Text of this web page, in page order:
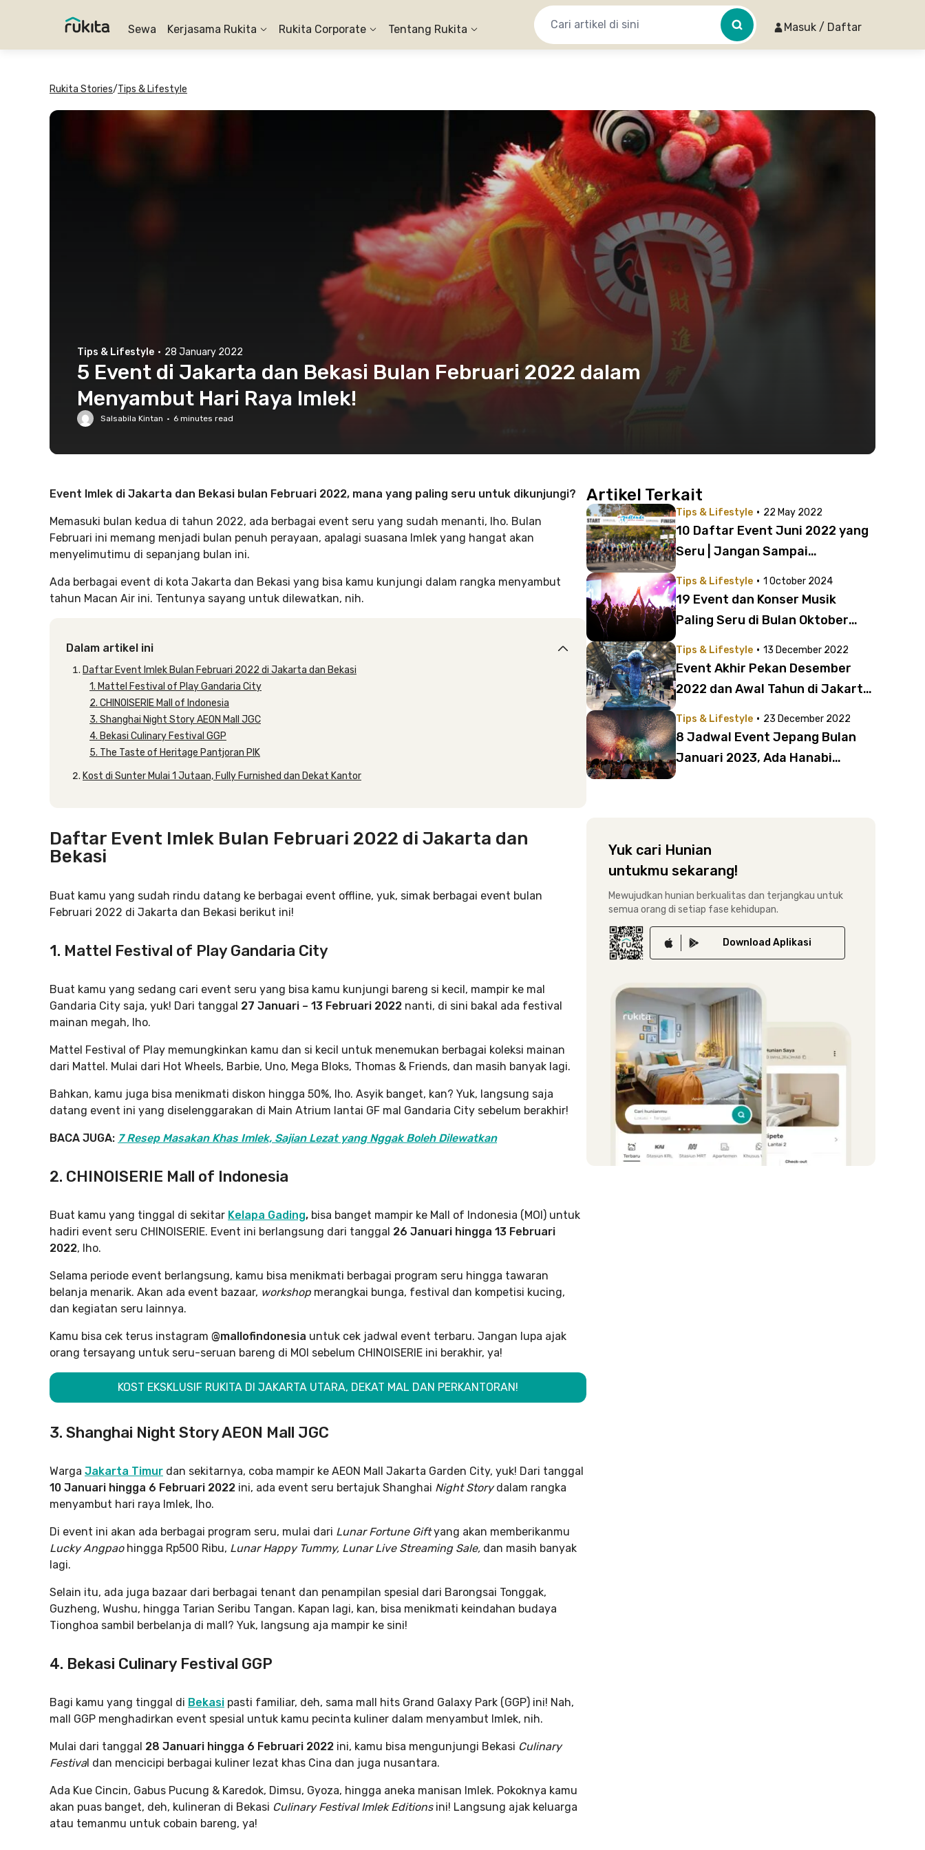
Sewa Kerjasama Rukita Rukita Corporate Tentang Rukita Masuk / Daftar
Rukita Stories/Tips & Lifestyle
Tips & Lifestyle · 28 January 2022
5 Event di Jakarta dan Bekasi Bulan Februari 2022 dalam
Menyambut Hari Raya Imlek!
Salsabila Kintan · 6 minutes read
Event Imlek di Jakarta dan Bekasi bulan Februari 2022, mana yang paling seru untuk dikunjungi?
Memasuki bulan kedua di tahun 2022, ada berbagai event seru yang sudah menanti, lho. Bulan
Februari ini memang menjadi bulan penuh perayaan, apalagi suasana Imlek yang hangat akan
menyelimutimu di sepanjang bulan ini.
Ada berbagai event di kota Jakarta dan Bekasi yang bisa kamu kunjungi dalam rangka menyambut
tahun Macan Air ini. Tentunya sayang untuk dilewatkan, nih.
Dalam artikel ini
Daftar Event Imlek Bulan Februari 2022 di Jakarta dan Bekasi
1. Mattel Festival of Play Gandaria City
2. CHINOISERIE Mall of Indonesia
3. Shanghai Night Story AEON Mall JGC
4. Bekasi Culinary Festival GGP
5. The Taste of Heritage Pantjoran PIK
Kost di Sunter Mulai 1 Jutaan, Fully Furnished dan Dekat Kantor
Daftar Event Imlek Bulan Februari 2022 di Jakarta dan
Bekasi
Buat kamu yang sudah rindu datang ke berbagai event offline, yuk, simak berbagai event bulan
Februari 2022 di Jakarta dan Bekasi berikut ini!
1. Mattel Festival of Play Gandaria City
Buat kamu yang sedang cari event seru yang bisa kamu kunjungi bareng si kecil, mampir ke mal
Gandaria City saja, yuk! Dari tanggal 27 Januari – 13 Februari 2022 nanti, di sini bakal ada festival
mainan megah, lho.
Mattel Festival of Play memungkinkan kamu dan si kecil untuk menemukan berbagai koleksi mainan
dari Mattel. Mulai dari Hot Wheels, Barbie, Uno, Mega Bloks, Thomas & Friends, dan masih banyak lagi.
Bahkan, kamu juga bisa menikmati diskon hingga 50%, lho. Asyik banget, kan? Yuk, langsung saja
datang event ini yang diselenggarakan di Main Atrium lantai GF mal Gandaria City sebelum berakhir!
BACA JUGA: 7 Resep Masakan Khas Imlek, Sajian Lezat yang Nggak Boleh Dilewatkan
2. CHINOISERIE Mall of Indonesia
Buat kamu yang tinggal di sekitar Kelapa Gading, bisa banget mampir ke Mall of Indonesia (MOI) untuk
hadiri event seru CHINOISERIE. Event ini berlangsung dari tanggal 26 Januari hingga 13 Februari
2022, lho.
Selama periode event berlangsung, kamu bisa menikmati berbagai program seru hingga tawaran
belanja menarik. Akan ada event bazaar, workshop merangkai bunga, festival dan kompetisi kucing,
dan kegiatan seru lainnya.
Kamu bisa cek terus instagram @mallofindonesia untuk cek jadwal event terbaru. Jangan lupa ajak
orang tersayang untuk seru-seruan bareng di MOI sebelum CHINOISERIE ini berakhir, ya!
KOST EKSKLUSIF RUKITA DI JAKARTA UTARA, DEKAT MAL DAN PERKANTORAN!
3. Shanghai Night Story AEON Mall JGC
Warga Jakarta Timur dan sekitarnya, coba mampir ke AEON Mall Jakarta Garden City, yuk! Dari tanggal
10 Januari hingga 6 Februari 2022 ini, ada event seru bertajuk Shanghai Night Storydalam rangka
menyambut hari raya Imlek, lho.
Di event ini akan ada berbagai program seru, mulai dari Lunar Fortune Giftyang akan memberikanmu
Lucky Angpao hingga Rp500 Ribu, Lunar Happy Tummy, Lunar Live Streaming Sale, dan masih banyak
lagi.
Selain itu, ada juga bazaar dari berbagai tenant dan penampilan spesial dari Barongsai Tonggak,
Guzheng, Wushu, hingga Tarian Seribu Tangan. Kapan lagi, kan, bisa menikmati keindahan budaya
Tionghoa sambil berbelanja di mall? Yuk, langsung aja mampir ke sini!
4. Bekasi Culinary Festival GGP
Bagi kamu yang tinggal di Bekasi pasti familiar, deh, sama mall hits Grand Galaxy Park (GGP) ini! Nah,
mall GGP menghadirkan event spesial untuk kamu pecinta kuliner dalam menyambut Imlek, nih.
Mulai dari tanggal 28 Januari hingga 6 Februari 2022 ini, kamu bisa mengunjungi Bekasi Culinary
Festival dan mencicipi berbagai kuliner lezat khas Cina dan juga nusantara.
Ada Kue Cincin, Gabus Pucung & Karedok, Dimsu, Gyoza, hingga aneka manisan Imlek. Pokoknya kamu
akan puas banget, deh, kulineran di Bekasi Culinary Festival Imlek Editionsini! Langsung ajak keluarga
atau temanmu untuk cobain bareng, ya!
Artikel Terkait
Tips & Lifestyle · 22 May 2022
10 Daftar Event Juni 2022 yang
Seru | Jangan Sampai
Tips & Lifestyle · 1 October 2024
19 Event dan Konser Musik
Paling Seru di Bulan Oktober
Tips & Lifestyle · 13 December 2022
Event Akhir Pekan Desember
2022 dan Awal Tahun di Jakarta
Tips & Lifestyle · 23 December 2022
8 Jadwal Event Jepang Bulan
Januari 2023, Ada Hanabi
Yuk cari Hunian
untukmu sekarang!
Mewujudkan hunian berkualitas dan terjangkau untuk
semua orang di setiap fase kehidupan.
Download Aplikasi